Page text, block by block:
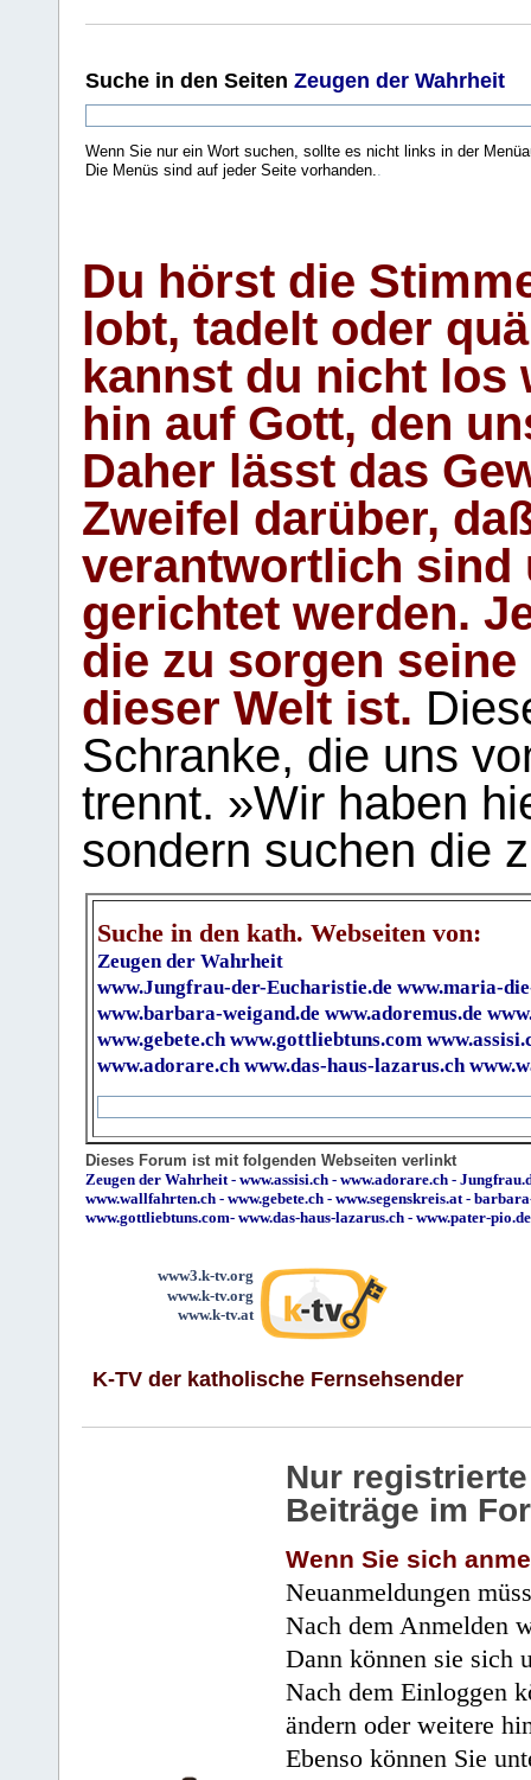
Suche in den Seiten Zeugen der Wahrheit
Wenn Sie nur ein Wort suchen, sollte es nicht links in der
Die Menüs sind auf jeder Seite vorhanden..
Du hörst die
lobt, tadelt oder
kannst du nicht los
hin auf Gott, den
Daher lässt das
Zweifel darüber,
verantwortlich sind
gerichtet werden.
die zu sorgen
dieser Welt ist.
Schranke, die uns
trennt. »Wir haben
sondern suchen die
Suche in den kath. Webseiten von:
Zeugen der Wahrheit
www.Jungfrau-der-Eucharistie.de www.maria-
www.barbara-weigand.de www.adoremus.de
www.gebete.ch www.gottliebtuns.com
www.adorare.ch www.das-haus-lazarus.ch
Dieses Forum ist mit folgenden Webseiten verlinkt
Zeugen der Wahrheit- www.assisi.ch - www.adorare.ch -
www.wallfahrten.ch - www.gebete.ch - www.segenskreis.at-
www.gottliebtuns.com- www.das-haus-lazarus.ch - www.pater-pio.de
www3.k-tv.org
www.k-tv.org
www.k-tv.at
K-TV der katholische Fernsehsender
Nur
Beiträge im
Wenn Sie sich
Neuanmeldungen
Nach dem Anmelden
Dann können sie sich
Nach dem Einloggen
ändern oder weitere
Ebenso können Sie